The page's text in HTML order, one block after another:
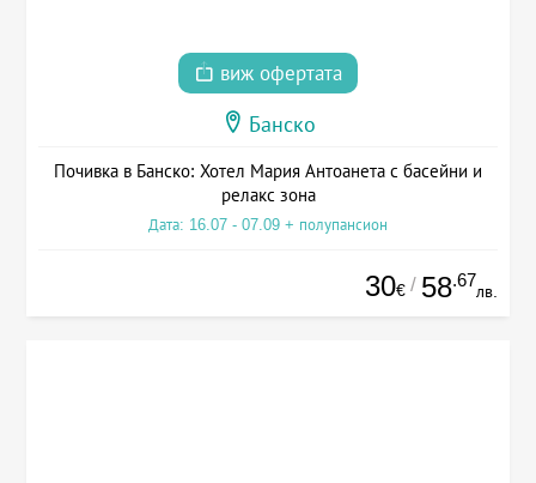
виж офертата
Банско
Почивка в Банско: Хотел Мария Антоанета с басейни и
релакс зона
Дата: 16.07 - 07.09 + полупансион
30€ / 58.67
лв.